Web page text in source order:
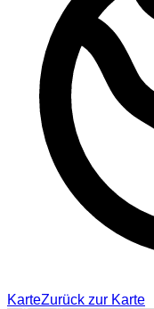
KarteZurück zur Karte